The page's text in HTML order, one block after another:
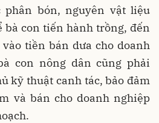
phân bón, nguyên vật liệu
bà con tiến hành trồng, đến
tiền bán dưa cho doanh
con nông dân cũng phải
kỹ thuật canh tác, bảo đảm
và bán cho doanh nghiệp